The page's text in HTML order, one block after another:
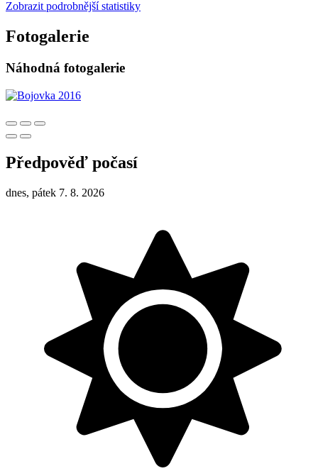
Zobrazit podrobnější statistiky
Fotogalerie
Náhodná fotogalerie
Předpověď počasí
dnes, pátek 7. 8. 2026